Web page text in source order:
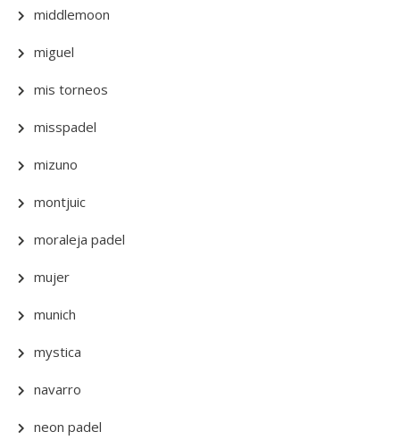
middlemoon
miguel
mis torneos
misspadel
mizuno
montjuic
moraleja padel
mujer
munich
mystica
navarro
neon padel